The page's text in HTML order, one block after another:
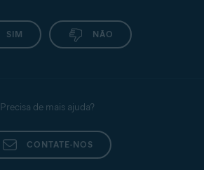
SIM NÃO
Precisa de mais ajuda?
CONTATE-NOS